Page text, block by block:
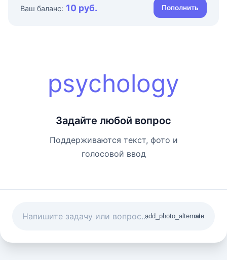
Ваш баланс: 10 руб. Пополнить
psychology
Задайте любой вопрос
Поддерживаются текст, фото и
голосовой ввод
add_photo_alternate
mic